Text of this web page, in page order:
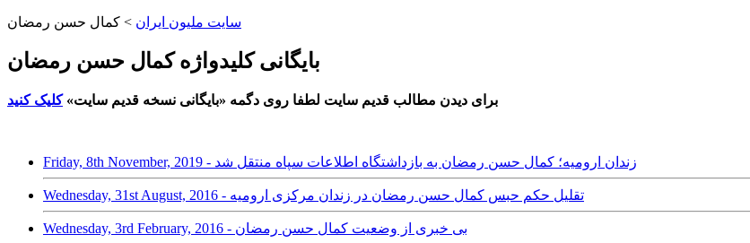
سایت ملیون ایران > کمال حسن رمضان
بایگانی کلیدواژه کمال حسن رمضان
برای دیدن مطالب قدیم سایت لطفا روی دگمه «بایگانی نسخه قدیم سایت»کلیک کنید
Friday, 8th November, 2019 - زندان ارومیه؛ کمال حسن رمضان به بازداشتگاه اطلاعات سپاه منتقل شد
Wednesday, 31st August, 2016 - تقلیل حکم حبس کمال حسن رمضان در زندان مرکزی ارومیه
Wednesday, 3rd February, 2016 - بی خبری از وضعیت کمال حسن رمضان